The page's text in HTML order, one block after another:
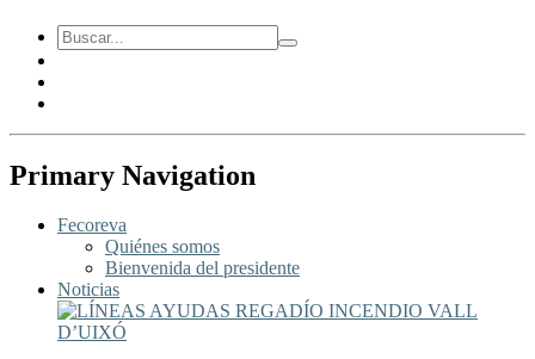
Primary Navigation
Fecoreva
Quiénes somos
Bienvenida del presidente
Noticias